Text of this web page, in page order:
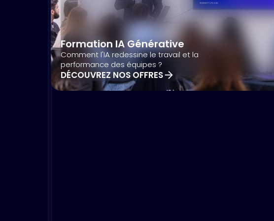
Formation IA Générative
Comment l'IA redessine le travail et la
performance des équipes ?
DÉCOUVREZ NOS OFFRES
CONSULTER NOTRE AGENDA